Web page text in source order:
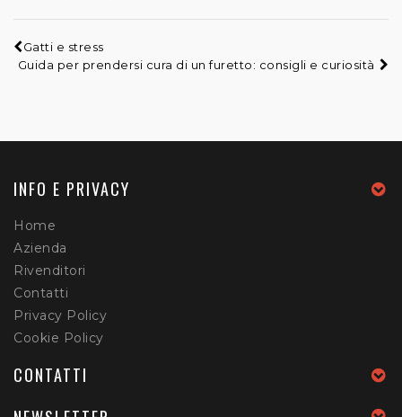
Gatti e stress
Guida per prendersi cura di un furetto: consigli e curiosità
INFO E PRIVACY
Home
Azienda
Rivenditori
Contatti
Privacy Policy
Cookie Policy
CONTATTI